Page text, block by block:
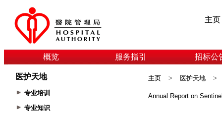
主页
概览 服务指引 招标公
医护天地
专业培训
专业知识
主页 > 医护天地 >
Annual Report on